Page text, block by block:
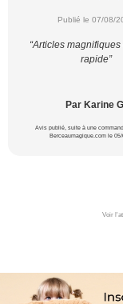
Publié le 07/08/
“Articles
rapide”
Par Karine
Avis publié, suite à une
Berceaumagique.com le 05/
Voir